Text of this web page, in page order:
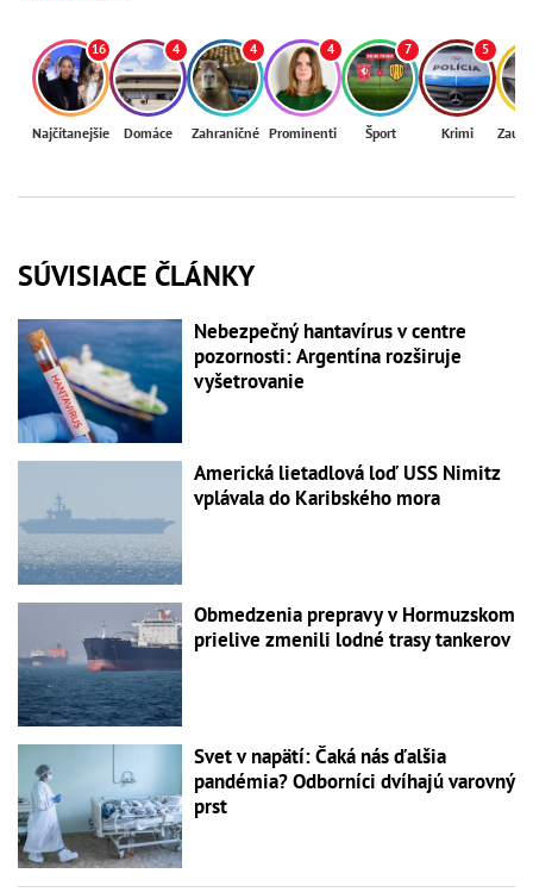
16
Najčítanejšie
4
Domáce
4
Zahraničné
4
Prominenti
7
Šport
5
Krimi
SÚVISIACE ČLÁNKY
Nebezpečný hantavírus v centre
pozornosti: Argentína rozširuje
vyšetrovanie
Americká lietadlová loď USS Nimitz
vplávala do Karibského mora
Obmedzenia prepravy v Hormuzskom
prielive zmenili lodné trasy tankerov
Svet v napätí: Čaká nás ďalšia
pandémia? Odborníci dvíhajú varovný
prst